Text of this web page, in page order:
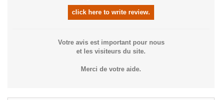
click here to write review.
Votre avis est important pour nous
et les visiteurs du site.
Merci de votre aide.